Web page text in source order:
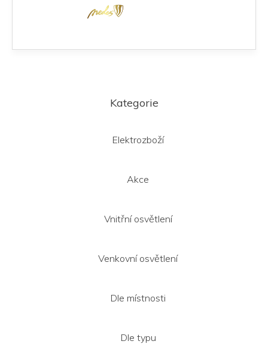
Kategorie
Elektrozboží
Akce
Vnitřní osvětlení
Venkovní osvětlení
Dle místnosti
Dle typu